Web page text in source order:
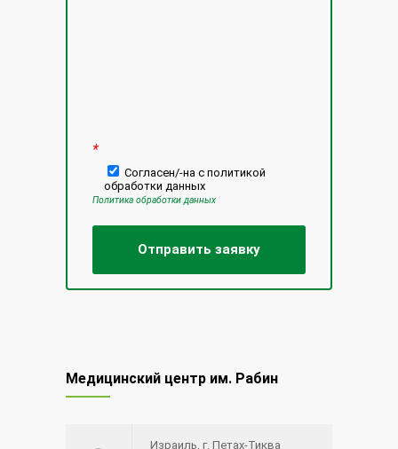
*
Согласен/-на с политикой
обработки данных
Политика обработки данных
Медицинский центр им. Рабин
Израиль, г. Петах-Тиква